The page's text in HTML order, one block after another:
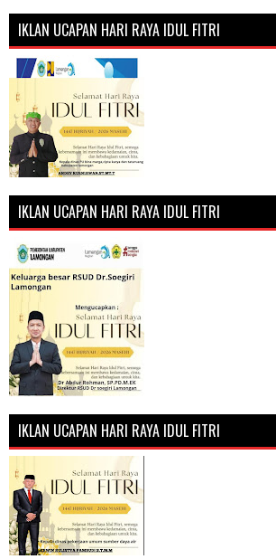
IKLAN UCAPAN HARI RAYA IDUL FITRI
IKLAN UCAPAN HARI RAYA IDUL FITRI
IKLAN UCAPAN HARI RAYA IDUL FITRI